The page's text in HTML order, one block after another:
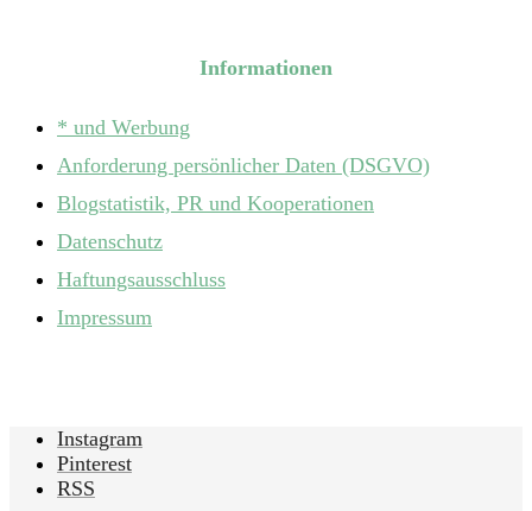
Informationen
* und Werbung
Anforderung persönlicher Daten (DSGVO)
Blogstatistik, PR und Kooperationen
Datenschutz
Haftungsausschluss
Impressum
Instagram
Pinterest
RSS